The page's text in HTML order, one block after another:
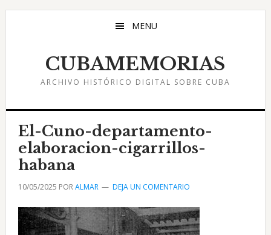
Saltar
Saltar
Saltar
MENU
CUBAMEMORIAS
ARCHIVO HISTÓRICO DIGITAL SOBRE CUBA
El-Cuno-departamento-
elaboracion-cigarrillos-
habana
10/05/2025 PORALMAR DEJA UN COMENTARIO